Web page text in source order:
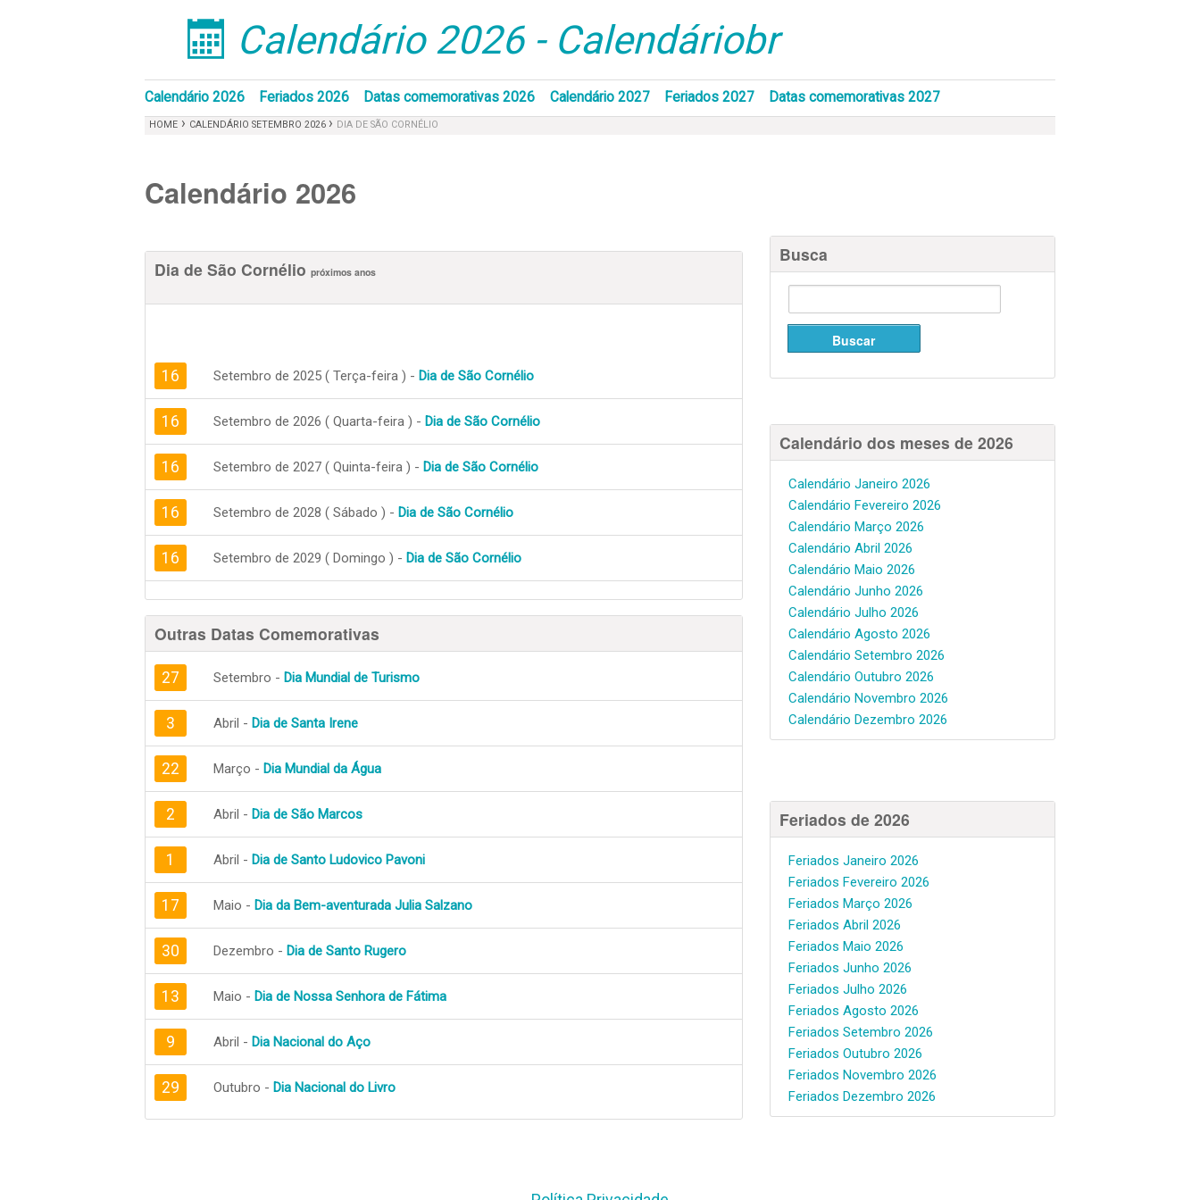
󰁣 Calendário 2026 - Calendáriobr
Calendário 2026 Feriados 2026 Datas comemorativas 2026 Calendário 2027 Feriados 2027 Datas comemorativas 2027
HOME › CALENDÁRIO SETEMBRO 2026 › DIA DE SÃO CORNÉLIO
Calendário 2026
Dia de São Cornélio próximos anos
16 Setembro de 2025 ( Terça-feira ) - Dia de São Cornélio
16 Setembro de 2026 ( Quarta-feira ) - Dia de São Cornélio
16 Setembro de 2027 ( Quinta-feira ) - Dia de São Cornélio
16 Setembro de 2028 ( Sábado ) - Dia de São Cornélio
16 Setembro de 2029 ( Domingo ) - Dia de São Cornélio
Outras Datas Comemorativas
27 Setembro - Dia Mundial de Turismo
3 Abril - Dia de Santa Irene
22 Março - Dia Mundial da Água
2 Abril - Dia de São Marcos
1 Abril - Dia de Santo Ludovico Pavoni
17 Maio - Dia da Bem-aventurada Julia Salzano
30 Dezembro - Dia de Santo Rugero
13 Maio - Dia de Nossa Senhora de Fátima
9 Abril - Dia Nacional do Aço
29 Outubro - Dia Nacional do Livro
Busca
Calendário dos meses de 2026
Calendário Janeiro 2026
Calendário Fevereiro 2026
Calendário Março 2026
Calendário Abril 2026
Calendário Maio 2026
Calendário Junho 2026
Calendário Julho 2026
Calendário Agosto 2026
Calendário Setembro 2026
Calendário Outubro 2026
Calendário Novembro 2026
Calendário Dezembro 2026
Feriados de 2026
Feriados Janeiro 2026
Feriados Fevereiro 2026
Feriados Março 2026
Feriados Abril 2026
Feriados Maio 2026
Feriados Junho 2026
Feriados Julho 2026
Feriados Agosto 2026
Feriados Setembro 2026
Feriados Outubro 2026
Feriados Novembro 2026
Feriados Dezembro 2026